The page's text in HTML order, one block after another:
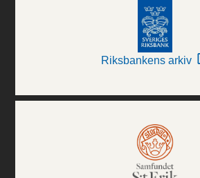
Riksbankens arkiv